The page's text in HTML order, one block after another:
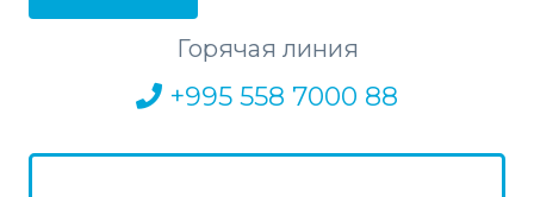
Горячая линия
+995 558 7000 88